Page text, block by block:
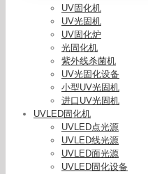
UV固化机
UV光固机
UV固化炉
光固化机
紫外线杀菌机
UV光固化设备
小型UV光固机
进口UV光固机
UVLED固化机
UVLED点光源
UVLED线光源
UVLED面光源
UVLED固化设备